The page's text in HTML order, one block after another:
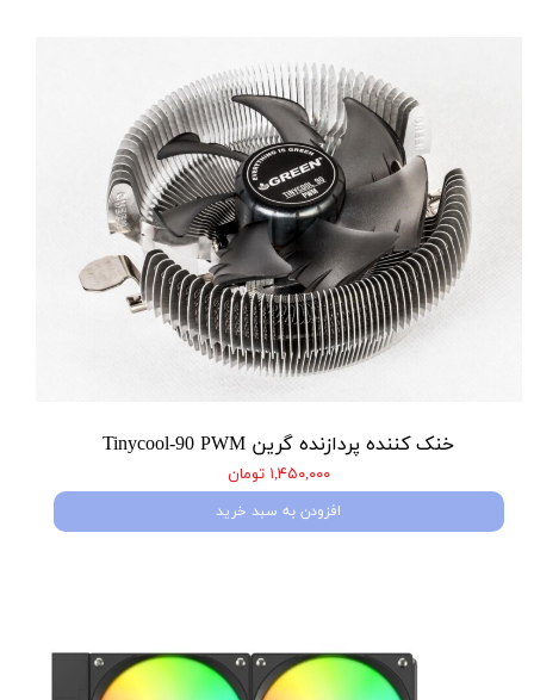
خنک کننده پردازنده گرین Tinycool-90 PWM
۱,۴۵۰,۰۰۰ تومان
افزودن به سبد خرید